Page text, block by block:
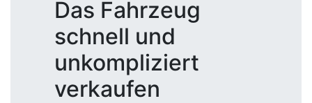
Das Fahrzeug
schnell und
unkompliziert
verkaufen